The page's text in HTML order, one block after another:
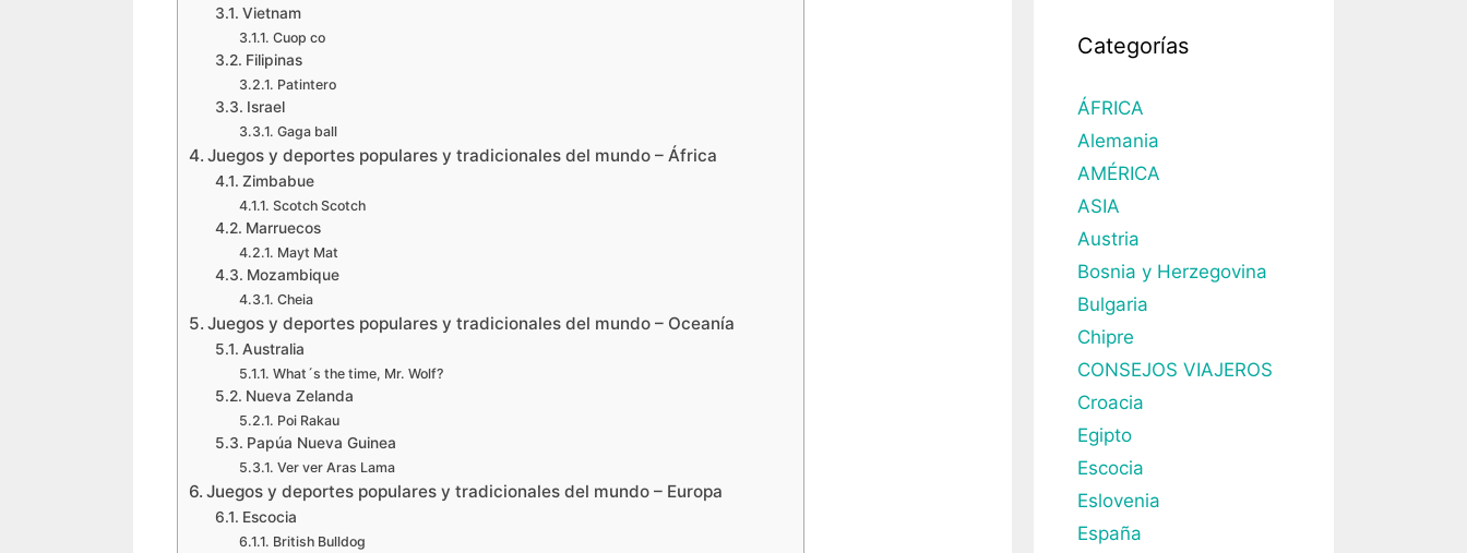
Vietnam
Cuop co
Filipinas
Patintero
Israel
Gaga ball
Juegos y deportes populares y tradicionales del mundo – África
Zimbabue
Scotch Scotch
Marruecos
Mayt Mat
Mozambique
Cheia
Juegos y deportes populares y tradicionales del mundo – Oceanía
Australia
What´s the time, Mr. Wolf?
Nueva Zelanda
Poi Rakau
Papúa Nueva Guinea
Ver ver Aras Lama
Juegos y deportes populares y tradicionales del mundo – Europa
Escocia
British Bulldog
Categorías
ÁFRICA
Alemania
AMÉRICA
ASIA
Austria
Bosnia y Herzegovina
Bulgaria
Chipre
CONSEJOS VIAJEROS
Croacia
Egipto
Escocia
Eslovenia
España